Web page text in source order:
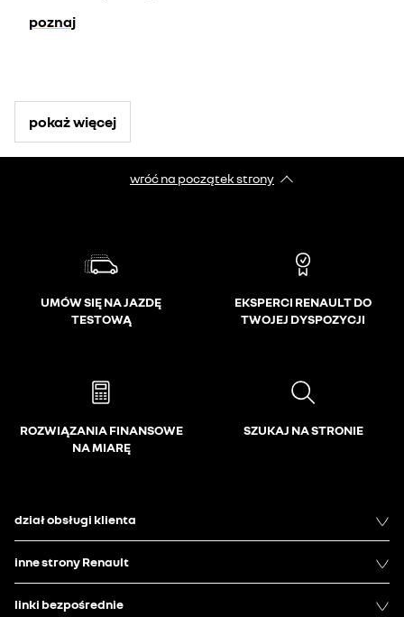
poznaj
pokaż więcej
wróć na początek strony
UMÓW SIĘ NA JAZDĘ
TESTOWĄ
EKSPERCI RENAULT DO
TWOJEJ DYSPOZYCJI
ROZWIĄZANIA FINANSOWE
NA MIARĘ
SZUKAJ NA STRONIE
dział obsługi klienta
inne strony Renault
linki bezpośrednie